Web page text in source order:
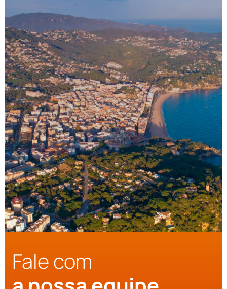
Fale com